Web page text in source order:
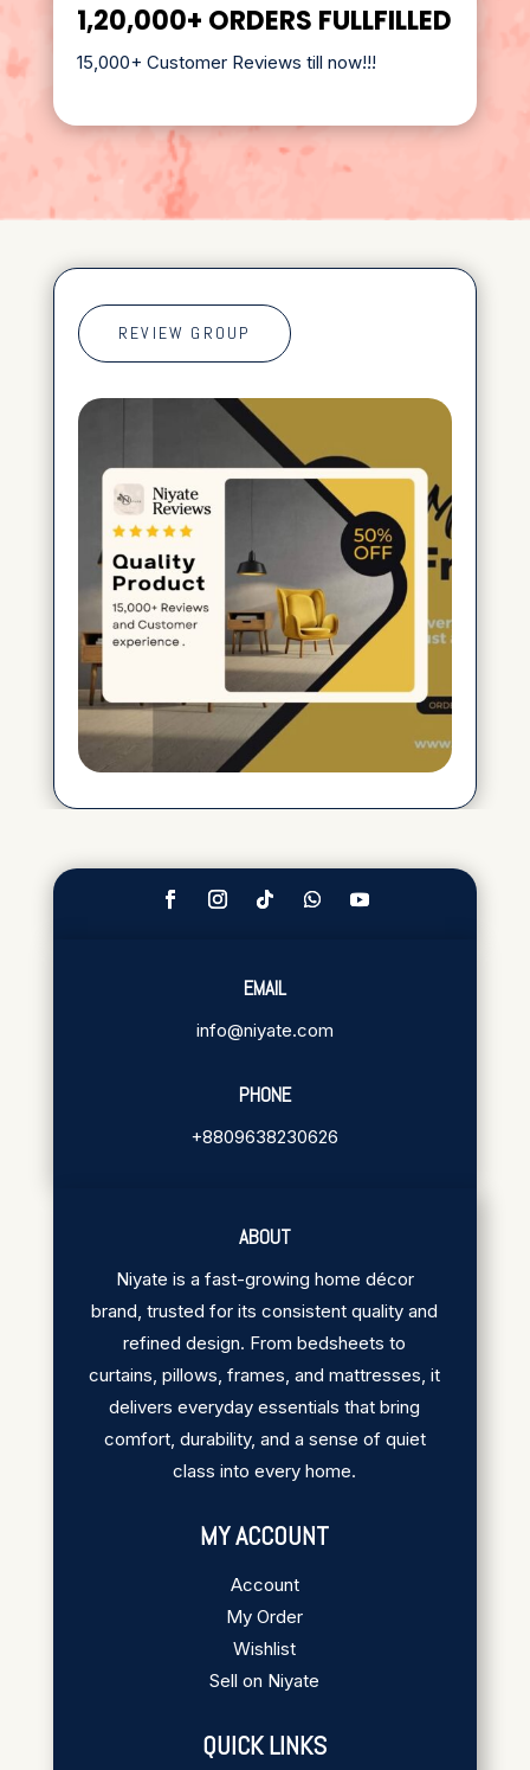
1,20,000+ ORDERS FULLFILLED
15,000+ Customer Reviews till now!!!
REVIEW GROUP
EMAIL
info@niyate.com
PHONE
+8809638230626
ABOUT
Niyate is a fast-growing home décor
brand, trusted for its consistent quality and
refined design. From bedsheets to
curtains, pillows, frames, and mattresses, it
delivers everyday essentials that bring
comfort, durability, and a sense of quiet
class into every home.
MY ACCOUNT
Account
My Order
Wishlist
Sell on Niyate
QUICK LINKS